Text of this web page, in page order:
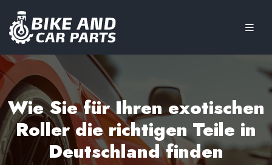
Wie Sie für Ihren exotischen
Roller die richtigen Teile in
Deutschland finden